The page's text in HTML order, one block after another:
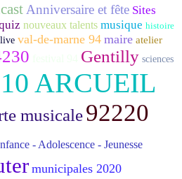
Anniversaire et fête Sites
nouveaux talents musique histoire
val-de-marne 94 maire atelier
Gentilly sciences
ARCUEIL
musicale92220
- Adolescence - Jeunesse
municipales 2020